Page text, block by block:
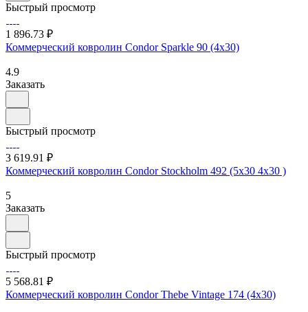
Быстрый просмотр
1 896.73 ₽
Коммерческий ковролин Condor Sparkle 90 (4х30)
4.9
Заказать
Быстрый просмотр
3 619.91 ₽
Коммерческий ковролин Condor Stockholm 492 (5х30 4х30 )
5
Заказать
Быстрый просмотр
5 568.81 ₽
Коммерческий ковролин Condor Thebe Vintage 174 (4х30)